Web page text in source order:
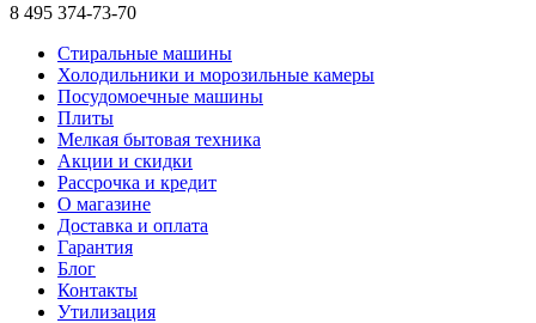
8 495 374-73-70
Стиральные машины
Холодильники и морозильные камеры
Посудомоечные машины
Плиты
Мелкая бытовая техника
Акции и скидки
Рассрочка и кредит
О магазине
Доставка и оплата
Гарантия
Блог
Контакты
Утилизация